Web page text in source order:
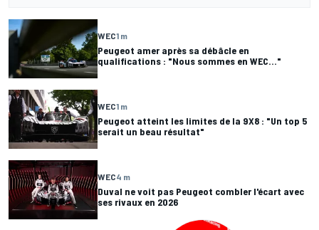
WEC1 m
Peugeot amer après sa débâcle en
qualifications : "Nous sommes en WEC..."
WEC1 m
Peugeot atteint les limites de la 9X8 : "Un top 5
serait un beau résultat"
WEC4 m
Duval ne voit pas Peugeot combler l'écart avec
ses rivaux en 2026